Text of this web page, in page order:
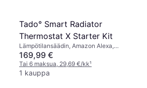
Tado° Smart Radiator
Thermostat X Starter Kit
Lämpötilansäädin, Amazon Alexa,
Google Assistant
169,99 €
Tai 6 maksua, 29,69 €/kk¹
1 kauppa